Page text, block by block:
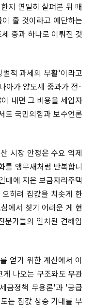
지 면밀히 살펴본 뒤 매
줄 것이라고 예단하는
중과 하나로 이뤄진 것
적 과세의 부활'이라고
아가 양도세 중과가 전·
내면 그 비용을 세입자
도 국민의힘과 보수언론
시장 안정은 수요 억제
를 앵무새처럼 반복합니
대에 지은 보금자리주택
히려 집값을 치솟게 한
에서 찾기 어려운 게 현
가들의 일치된 견해입
얻기 위한 계산에서 이
나오는 구조와도 무관
금정책 무용론'과 '공급
는 집값 상승 기대를 부